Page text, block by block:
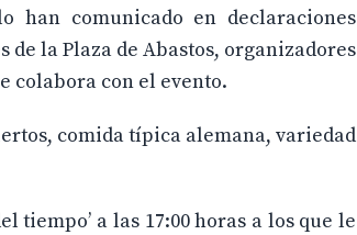
han comunicado en declaraciones
la Plaza de Abastos, organizadores
colabora con el evento.
comida típica alemana, variedad
tiempo’ a las 17:00 horas a los que le